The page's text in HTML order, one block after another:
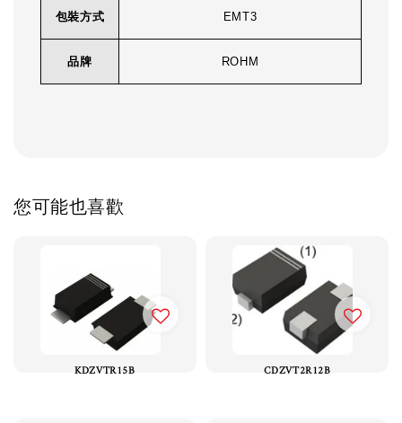
包裝方式 EMT3
品牌 ROHM
您可能也喜歡
KDZVTR15B CDZVT2R12B